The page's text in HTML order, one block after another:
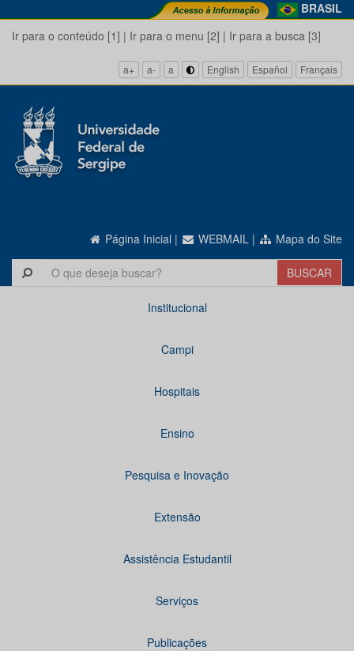
BRASIL
Ir para o conteúdo [1] | Ir para o menu [2] | Ir para a busca [3]
a+ a- a English Español Français
Página Inicial | WEBMAIL | Mapa do Site
Institucional
Campi
Hospitais
Ensino
Pesquisa e Inovação
Extensão
Assistência Estudantil
Serviços
Publicações